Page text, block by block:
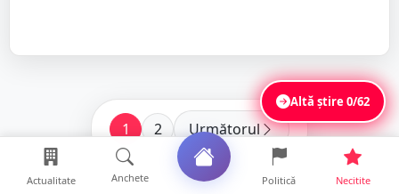
1 2 Următorul
Altă știre0/62
Actualitate Anchete Politică Necitite